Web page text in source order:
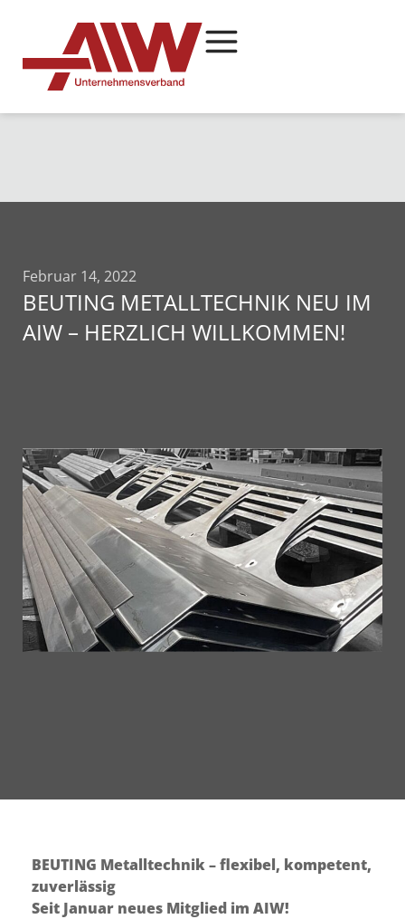
Februar 14, 2022
BEUTING METALLTECHNIK NEU IM
AIW – HERZLICH WILLKOMMEN!
BEUTING Metalltechnik – flexibel, kompetent,
zuverlässig
Seit Januar neues Mitglied im AIW!